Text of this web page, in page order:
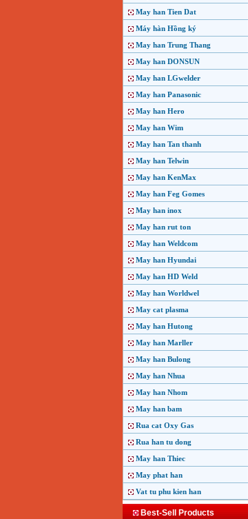
May han Tien Dat
Máy hàn Hồng ký
May han Trung Thang
May han DONSUN
May han LGwelder
May han Panasonic
May han Hero
May han Wim
May han Tan thanh
May han Telwin
May han KenMax
May han Feg Gomes
May han inox
May han rut ton
May han Weldcom
May han Hyundai
May han HD Weld
May han Worldwel
May cat plasma
May han Hutong
May han Marller
May han Bulong
May han Nhua
May han Nhom
May han bam
Rua cat Oxy Gas
Rua han tu dong
May han Thiec
May phat han
Vat tu phu kien han
Best-Sell Products